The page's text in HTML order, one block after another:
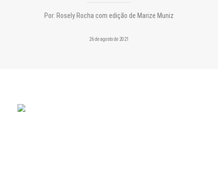
CONTATOPor: Rosely Rocha com edição de Marize Muniz
26 de agosto de 2021